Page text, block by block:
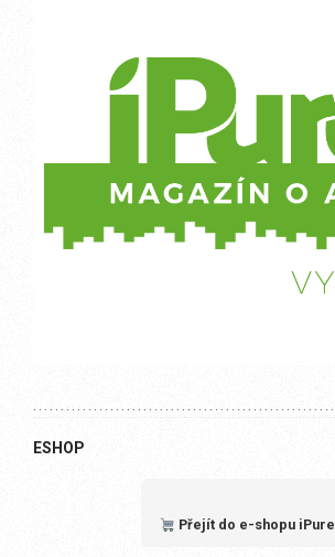
ESHOP
Přejít do e-shopu iPure